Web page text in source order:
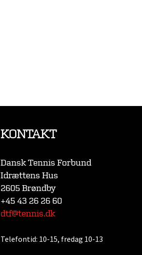
KONTAKT
Dansk Tennis Forbund
Idrættens Hus
2605 Brøndby
+45 43 26 26 60
dtf@tennis.dk
Telefontid: 10-15, fredag 10-13